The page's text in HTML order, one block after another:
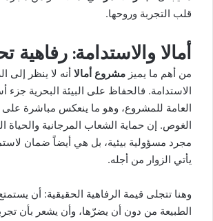
قلب التجربة وروحها.
أمالا والاستدامة: رفاهية
من أهم ما يميز مشروع أمالا أنه لا ينظر إلى
الاستدامة. فالحفاظ على البيئة البحرية
العامة للمشروع، وهو ما ينعكس مباشرة على
الغوص. إن حماية الشعاب المرجانية والحياة
مجرد مسؤولية بيئية، بل هي أيضاً ضمان
يأتي الزوار من أجله.
وهنا تتجلى قيمة الرفاهية الحقيقية: أن
الطبيعة من دون أن يضرّها، وأن يشعر بأن